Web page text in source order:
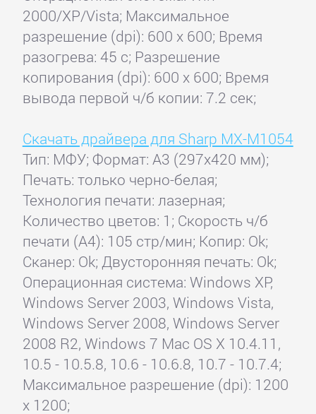
2000/XP/Vista; Максимальное
разрешение (dpi): 600 x 600; Время
разогрева: 45 с; Разрешение
копирования (dpi): 600 x 600; Время
вывода первой ч/б копии: 7.2 сек;
Скачать драйвера для Sharp MX-M1054
Тип: МФУ; Формат: A3 (297x420 мм);
Печать: только черно-белая;
Технология печати: лазерная;
Количество цветов: 1; Скорость ч/б
печати (А4): 105 стр/мин; Копир: Ok;
Сканер: Ok; Двусторонняя печать: Ok;
Операционная система: Windows XP,
Windows Server 2003, Windows Vista,
Windows Server 2008, Windows Server
2008 R2, Windows 7 Mac OS X 10.4.11,
10.5 - 10.5.8, 10.6 - 10.6.8, 10.7 - 10.7.4;
Максимальное разрешение (dpi): 1200
x 1200;